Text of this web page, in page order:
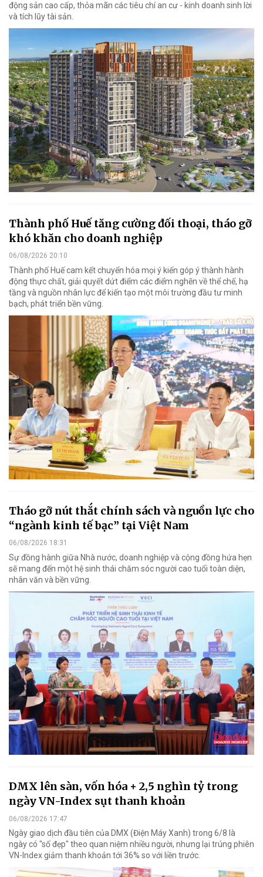
động sản cao cấp, thỏa mãn các tiêu chí an cư - kinh doanh sinh lời
và tích lũy tài sản.
Thành phố Huế tăng cường đối thoại, tháo gỡ
khó khăn cho doanh nghiệp
06/08/2026 20:10
Thành phố Huế cam kết chuyển hóa mọi ý kiến góp ý thành hành
động thực chất, giải quyết dứt điểm các điểm nghẽn về thể chế, hạ
tầng và nguồn nhân lực để kiến tạo một môi trường đầu tư minh
bạch, phát triển bền vững.
Tháo gỡ nút thắt chính sách và nguồn lực cho
“ngành kinh tế bạc” tại Việt Nam
06/08/2026 18:31
Sự đồng hành giữa Nhà nước, doanh nghiệp và cộng đồng hứa hẹn
sẽ mang đến một hệ sinh thái chăm sóc người cao tuổi toàn diện,
nhân văn và bền vững.
DMX lên sàn, vốn hóa + 2,5 nghìn tỷ trong
ngày VN-Index sụt thanh khoản
06/08/2026 17:47
Ngày giao dịch đầu tiên của DMX (Điện Máy Xanh) trong 6/8 là
ngày có "số đẹp" theo quan niệm nhiều người, nhưng lại trúng phiên
VN-Index giảm thanh khoản tới 36% so với liền trước.